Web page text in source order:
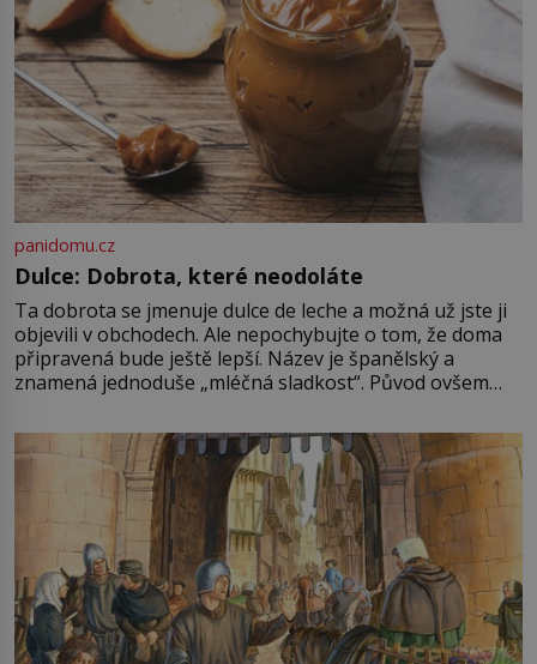
panidomu.cz
Dulce: Dobrota, které neodoláte
Ta dobrota se jmenuje dulce de leche a možná už jste ji
objevili v obchodech. Ale nepochybujte o tom, že doma
připravená bude ještě lepší. Název je španělský a
znamená jednoduše „mléčná sladkost“. Původ ovšem
pře hned několik latinskoamerických zemí a k tomu
Francie, kde se traduje,